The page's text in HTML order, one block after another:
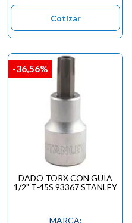
Cotizar
DADO TORX CON GUIA
1/2" T-45S 93367 STANLEY
MARCA:
-36,56%